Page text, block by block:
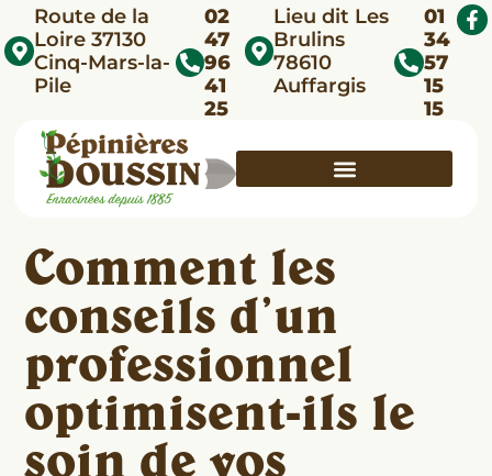
Route de la
Loire 37130
Cinq-Mars-la-
Pile
02
47
96
41
25
Lieu dit Les
Brulins
78610
Auffargis
01
34
57
15
15
Comment les
conseils d’un
professionnel
optimisent-ils le
soin de vos